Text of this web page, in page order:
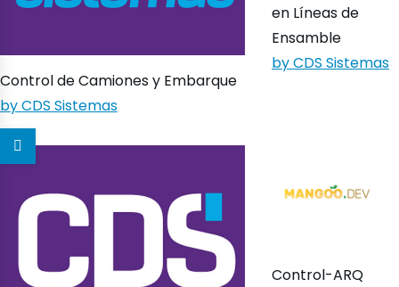
Control de Camiones y Embarque
by CDS Sistemas
en Líneas de
Ensamble
by CDS Sistemas
Control-ARQ